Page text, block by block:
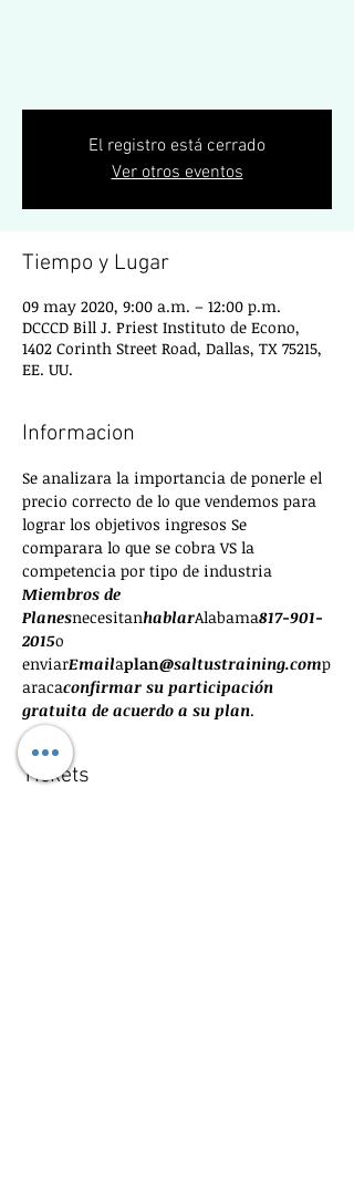
El registro está cerrado
Ver otros eventos
Tiempo y Lugar
09 may 2020, 9:00 a.m. – 12:00 p.m.
DCCCD Bill J. Priest Instituto de Econo,
1402 Corinth Street Road, Dallas, TX 75215,
EE. UU.
Informacion
Se analizara la importancia de ponerle el
precio correcto de lo que vendemos para
lograr los objetivos ingresos Se
comparara lo que se cobra VS la
competencia por tipo de industria
Miembros de
PlanesnecesitanhablarAlabama817-901-
2015o
enviarEmailaplan@saltustraining.comp
aracaconfirmar su participación
gratuita de acuerdo a su plan.
Tickets